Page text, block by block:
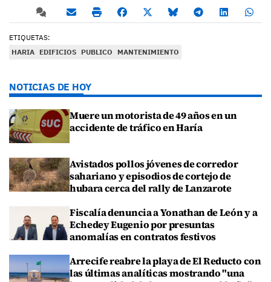
ETIQUETAS:
HARIA EDIFICIOS PUBLICO MANTENIMIENTO
NOTICIAS DE HOY
Muere un motorista de 49 años en un
accidente de tráfico en Haría
Avistados pollos jóvenes de corredor
sahariano y episodios de cortejo de
hubara cerca del rally de Lanzarote
Fiscalía denuncia a Yonathan de León y a
Echedey Eugenio por presuntas
anomalías en contratos festivos
Arrecife reabre la playa de El Reducto con
las últimas analíticas mostrando "una